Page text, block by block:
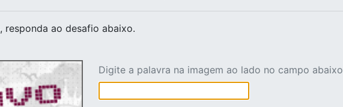
, responda ao desafio abaixo.
Digite a palavra na imagem ao lado no campo abaixo